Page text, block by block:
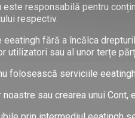
este responsabilă pentru
respectiv.
fără a încălca
utilizatori sau al unor terțe
folosească serviciile
sau crearea unui